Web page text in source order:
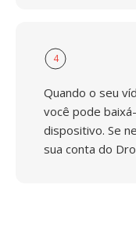
4
Quando o seu
você pode
dispositivo. Se
sua conta do